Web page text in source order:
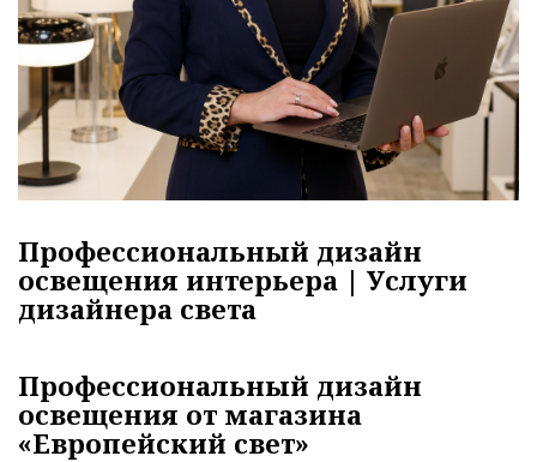
Профессиональный дизайн
освещения интерьера | Услуги
дизайнера света
Профессиональный дизайн
освещения от магазина
«Европейский свет»